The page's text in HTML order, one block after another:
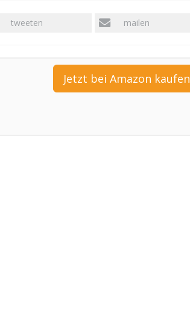
tweeten mailen
Jetzt bei Amazon kaufen